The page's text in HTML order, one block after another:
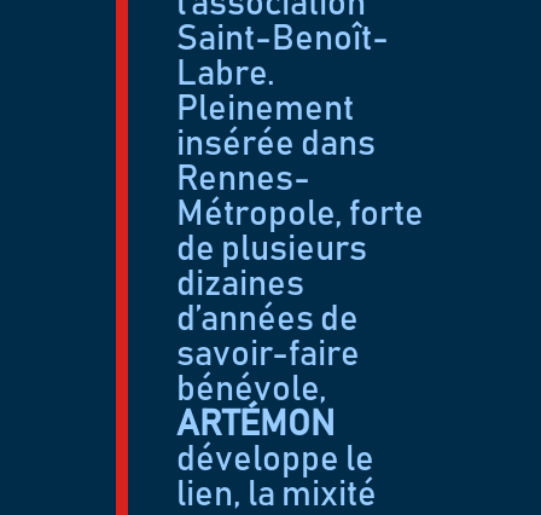
Saint-Benoît-
Labre.
Pleinement
insérée dans
Rennes-
Métropole, forte
de plusieurs
dizaines
d’années de
savoir-faire
bénévole,
ARTÉMON
développe le
lien, la mixité